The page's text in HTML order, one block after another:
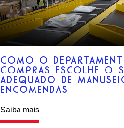
COMO O
COMPRAS ESCOLHE O
ADEQUADO DE
ENCOMENDAS
Saiba mais